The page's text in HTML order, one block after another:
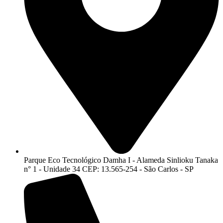
Parque Eco Tecnológico Damha I - Alameda Sinlioku Tanaka
n° 1 - Unidade 34 CEP: 13.565-254 - São Carlos - SP